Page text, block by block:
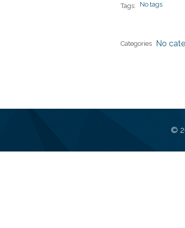
Tags: No tags
Categories No
©